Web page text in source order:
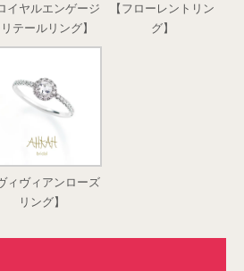
イヤルエンゲージ
テールリング】
【フローレントリン
グ】
ィヴィアンローズ
リング】